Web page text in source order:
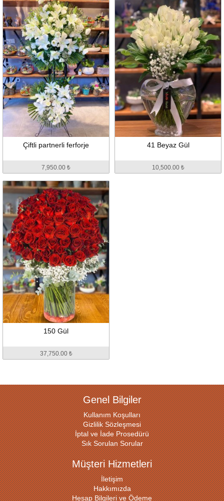
Çiftli partnerli ferforje
7,950.00 ₺
41 Beyaz Gül
10,500.00 ₺
150 Gül
37,750.00 ₺
Genel Bilgiler
Kullanım Koşulları
Gizlilik Sözleşmesi
İptal ve İade Prosedürü
Sık Sorulan Sorular
Müşteri Hizmetleri
İletişim
Hakkımızda
Hesap Bilgileri ve Ödeme